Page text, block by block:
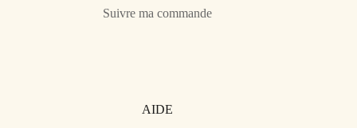
Suivre ma commande
AIDE